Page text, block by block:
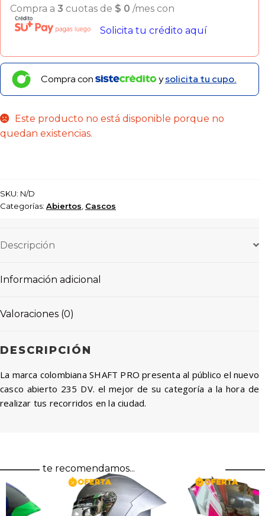
Compra a 3 cuotas de $ 0 /mes con
Solicita tu crédito aquí
Compra con ysolicita tu cupo.
Este producto no está disponible porque no
quedan existencias.
SKU: N/D
Categorías: Abiertos Cascos
Descripción
Información adicional
Valoraciones (0)
DESCRIPCIÓN
La marca colombiana SHAFT PRO presenta al público el nuevo
casco abierto 235 DV. el mejor de su categoría a la hora de
realizar tus recorridos en la ciudad.
te recomendamos...